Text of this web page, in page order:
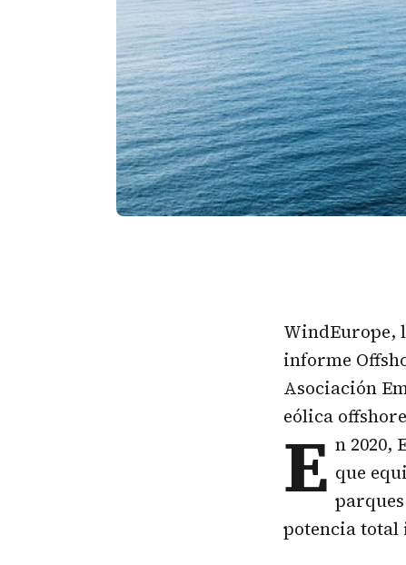
WindEurope,
informe
Asociación
eólica
E n 2020,
que
potencia total